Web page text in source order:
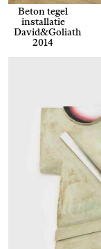
Beton tegel
installatie
David&Goliath
2014